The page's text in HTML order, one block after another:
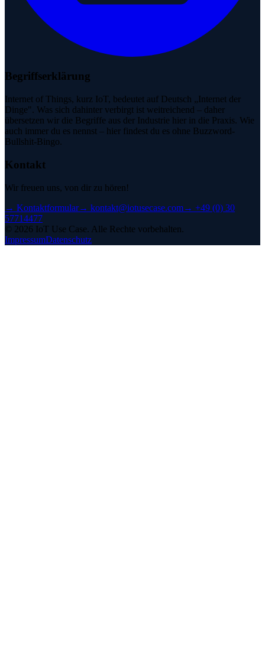
Begriffserklärung
Internet of Things, kurz IoT, bedeutet auf Deutsch „Internet der
Dinge". Was sich dahinter verbirgt ist weitreichend – daher
übersetzen wir die Begriffe aus der Industrie hier in die Praxis. Wie
auch immer du es nennst – hier findest du es ohne Buzzword-
Bullshit-Bingo.
Kontakt
Wir freuen uns, von dir zu hören!
→ Kontaktformular→ kontakt@iotusecase.com→ +49 (0) 30
57714477
© 2026 IoT Use Case. Alle Rechte vorbehalten.
ImpressumDatenschutz